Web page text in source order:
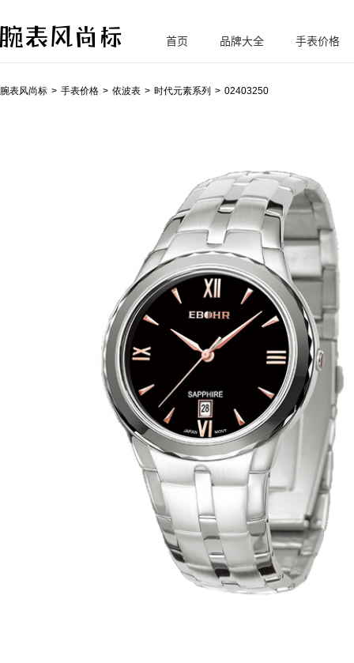
腕
首页 品牌大全 手表价格
腕表风尚标 手表价格 依波表 时代元素系列 02403250